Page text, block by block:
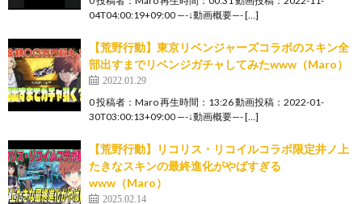
04T04:00:19+09:00 —-↓動画概要—- […]
【荒野行動】東京リベンジャーズコラボのスキン全
部出すまでリベンジガチャしてみたwww（Maro）
2022.01.29
0 投稿者：Maro 再生時間：13:26 動画投稿：2022-01-
30T03:00:13+09:00 —-↓動画概要—- […]
【荒野行動】リコリス・リコイルコラボ限定井ノ上
たきなスキンの最終進化がやばすぎる
www（Maro）
2025.02.14